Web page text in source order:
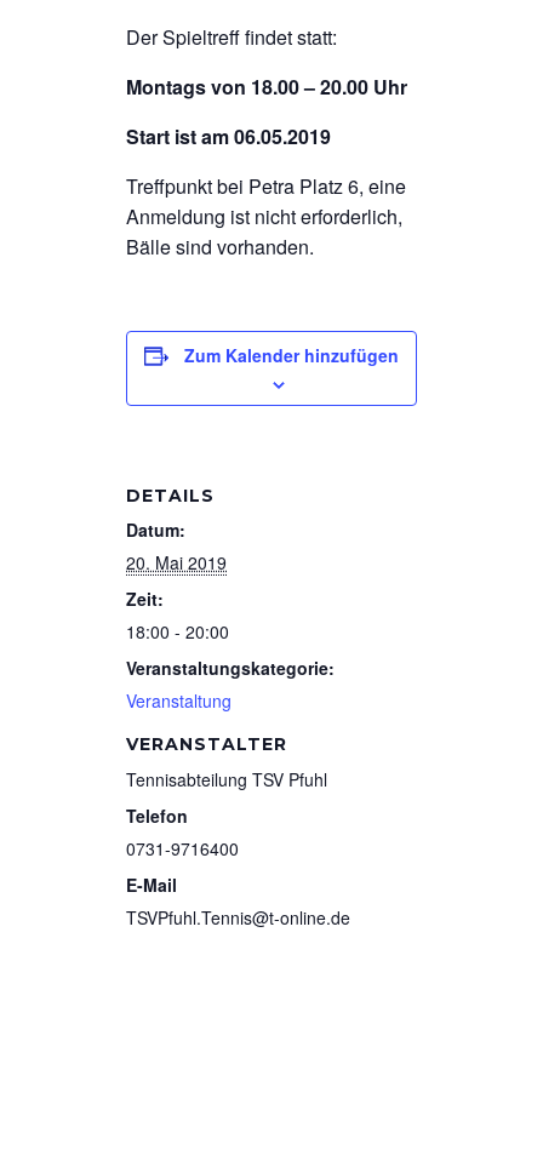
Der Spieltreff findet statt:
Montags von 18.00 – 20.00 Uhr
Start ist am 06.05.2019
Treffpunkt bei Petra Platz 6, eine
Anmeldung ist nicht erforderlich,
Bälle sind vorhanden.
Zum Kalender hinzufügen
DETAILS
Datum:
20. Mai 2019
Zeit:
18:00 - 20:00
Veranstaltungskategorie:
Veranstaltung
VERANSTALTER
Tennisabteilung TSV Pfuhl
Telefon
0731-9716400
E-Mail
TSVPfuhl.Tennis@t-online.de